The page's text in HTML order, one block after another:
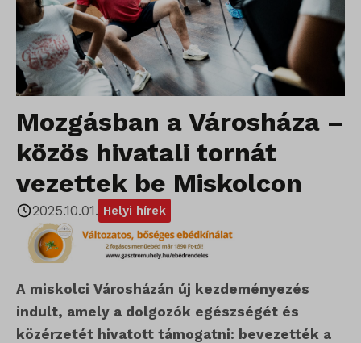
Mozgásban a Városháza –
közös hivatali tornát
vezettek be Miskolcon
2025.10.01. Helyi hírek
A miskolci Városházán új kezdeményezés
indult, amely a dolgozók egészségét és
közérzetét hivatott támogatni: bevezették a